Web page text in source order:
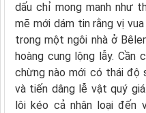
dấu chỉ mong manh như
mẽ mới dám tin rằng vị
trong một ngôi nhà ở
hoàng cung lộng lẫy.
chừng nào mới có thái độ
và tiến dâng lễ vật quý
lôi kéo cả nhân loại đến